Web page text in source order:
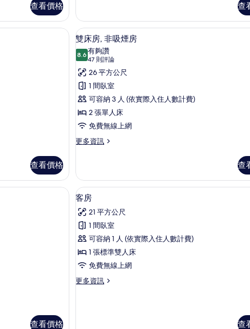
查看價格
有
相
片
的
詳
情
查
桌、遮光布/窗簾、搖籃/嬰兒床
查看價格
顯
示
雙
床
房,
非
吸
煙
房
有
相
片
羽絨被、書桌、遮光布/
8
雙床房, 非吸煙房
8.68.6 分，滿分 10 分
有夠讚
47 則評論
(47
則
評
論)
26 平方公尺
1 間臥室
可容納 3 人 (依實際入住人數計費)
2 張單人床
免費無線上網
更多資訊
更
房,
非
吸
房
的
詳
情
查
, 非吸煙房 | 羽絨被、書桌、遮光布/窗簾、搖籃/嬰兒床
查看價格
顯
示
客
房
的
所
相
羽絨被、書桌、遮光布/
8
客房
21 平方公尺
1 間臥室
可容納 1 人 (依實際入住人數計費)
1 張標準雙人床
免費無線上網
更多資訊
更
查